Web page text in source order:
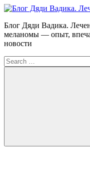
Skip
content
Блог
Дяди
Вадика.
меланомы
в
Блог Дяди Вадика.
меланомы — опыт,
новости
Search
for: